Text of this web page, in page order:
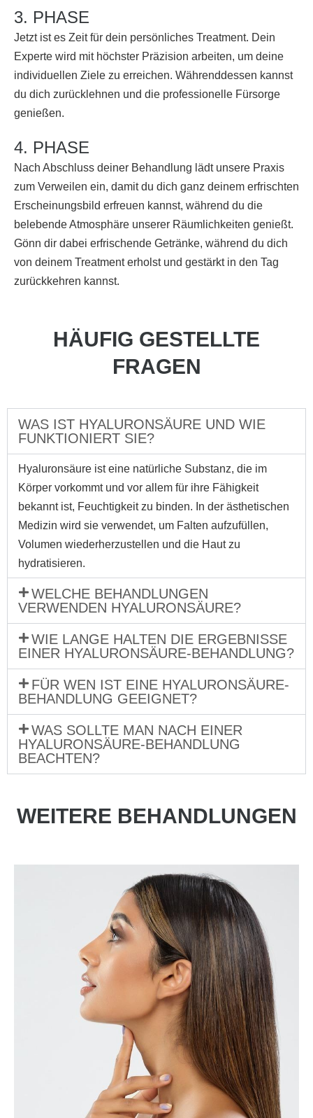
3. PHASE
Jetzt ist es Zeit für dein persönliches Treatment. Dein
Experte wird mit höchster Präzision arbeiten, um deine
individuellen Ziele zu erreichen. Währenddessen kannst
du dich zurücklehnen und die professionelle Fürsorge
genießen.
4. PHASE
Nach Abschluss deiner Behandlung lädt unsere Praxis
zum Verweilen ein, damit du dich ganz deinem erfrischten
Erscheinungsbild erfreuen kannst, während du die
belebende Atmosphäre unserer Räumlichkeiten genießt.
Gönn dir dabei erfrischende Getränke, während du dich
von deinem Treatment erholst und gestärkt in den Tag
zurückkehren kannst.
HÄUFIG GESTELLTE
FRAGEN
WAS IST HYALURONSÄURE UND WIE
FUNKTIONIERT SIE?
Hyaluronsäure ist eine natürliche Substanz, die im
Körper vorkommt und vor allem für ihre Fähigkeit
bekannt ist, Feuchtigkeit zu binden. In der ästhetischen
Medizin wird sie verwendet, um Falten aufzufüllen,
Volumen wiederherzustellen und die Haut zu
hydratisieren.
WELCHE BEHANDLUNGEN
VERWENDEN HYALURONSÄURE?
WIE LANGE HALTEN DIE ERGEBNISSE
EINER HYALURONSÄURE-BEHANDLUNG?
FÜR WEN IST EINE HYALURONSÄURE-
BEHANDLUNG GEEIGNET?
WAS SOLLTE MAN NACH EINER
HYALURONSÄURE-BEHANDLUNG
BEACHTEN?
WEITERE BEHANDLUNGEN